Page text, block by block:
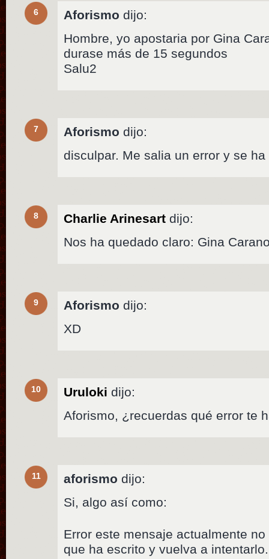
6 Aforismo dijo:
Hombre, yo apostaria por Gina
durase más de 15 segundos
Salu2
7 Aforismo dijo:
disculpar. Me salia un error y se
8 Charlie Arinesart dijo:
Nos ha quedado claro: Gina
9 Aforismo dijo:
XD
10 Uruloki dijo:
Aforismo, ¿recuerdas qué error te
11 aforismo dijo:
Si, algo así como:
Error este mensaje actualmente
que ha escrito y vuelva a intentarlo.